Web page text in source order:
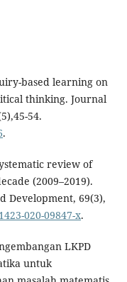
based learning on
thinking. Journal
54.
.
review of
(2009–2019).
Development, 69(3),
020-09847-x.
LKPD
untuk